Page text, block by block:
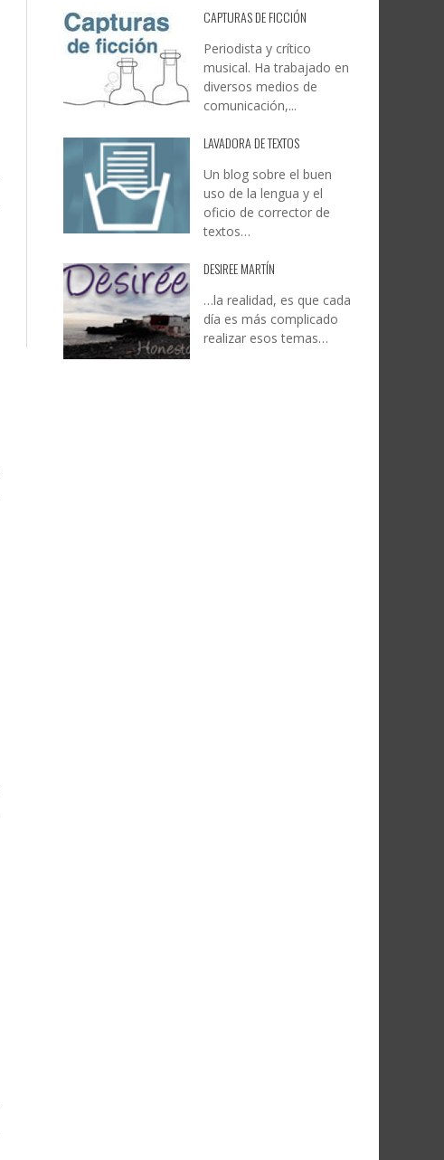
CAPTURAS DE FICCIÓN
Periodista y crítico
musical. Ha trabajado en
diversos medios de
comunicación,...
LAVADORA DE TEXTOS
Un blog sobre el buen
uso de la lengua y el
oficio de corrector de
textos…
DESIREE MARTÍN
…la realidad, es que cada
día es más complicado
realizar esos temas…